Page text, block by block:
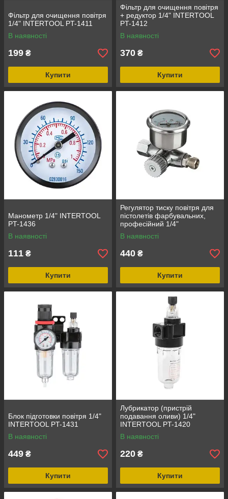
Фільтр для очищення повітря
1/4" INTERTOOL PT-1411
В наявності
199 ₴
Купити
Фільтр для очищення повітря
+ редуктор 1/4" INTERTOOL
PT-1412
В наявності
370 ₴
Купити
Манометр 1/4" INTERTOOL
PT-1436
В наявності
111 ₴
Купити
Регулятор тиску повітря для
пістолетів фарбувальних,
професійний 1/4"
INTERTOOL PT-1423
В наявності
440 ₴
Купити
Блок підготовки повітря 1/4"
INTERTOOL PT-1431
В наявності
449 ₴
Купити
Лубрикатор (пристрій
подавання оливи) 1/4"
INTERTOOL PT-1420
В наявності
220 ₴
Купити